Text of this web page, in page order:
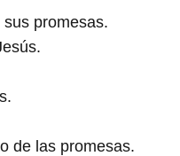
promesas.
de las promesas.